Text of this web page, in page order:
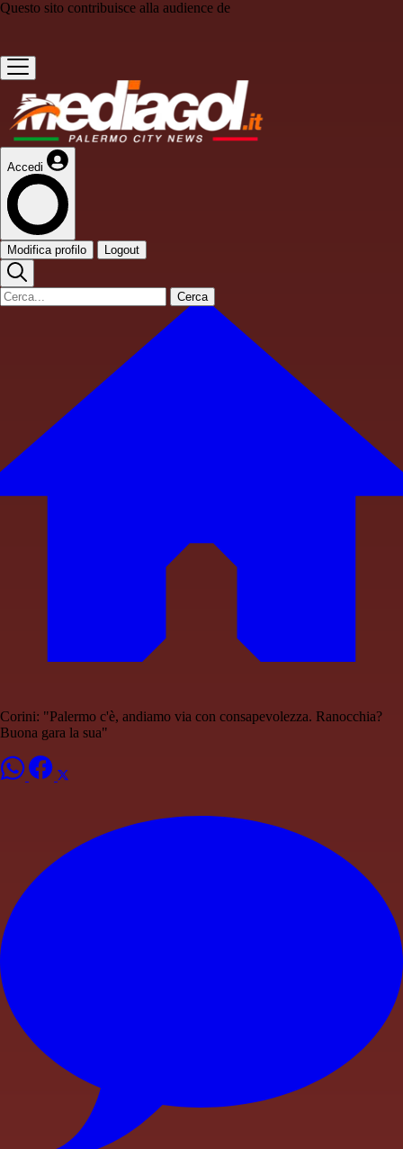
Questo sito contribuisce alla audience de
Accedi
Modifica profilo Logout
Cerca
Corini: "Palermo c'è, andiamo via con consapevolezza. Ranocchia?
Buona gara la sua"